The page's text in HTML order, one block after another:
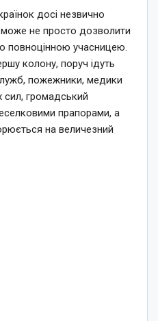
досі незвично
не просто дозволити
повноцінною учасницею.
колону, поруч ідуть
пожежники, медики
сил, громадський
прапорами, а
на величезний